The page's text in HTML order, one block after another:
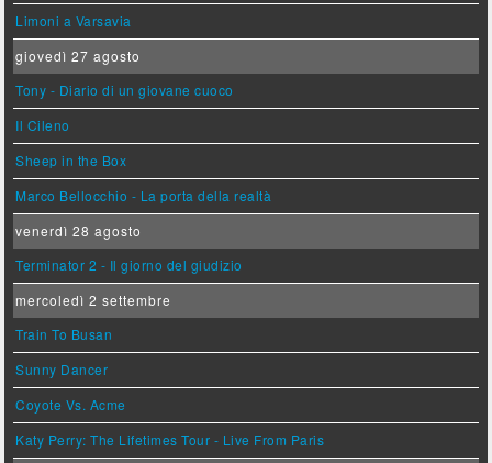
Limoni a Varsavia
giovedì 27 agosto
Tony - Diario di un giovane cuoco
Il Cileno
Sheep in the Box
Marco Bellocchio - La porta della realtà
venerdì 28 agosto
Terminator 2 - Il giorno del giudizio
mercoledì 2 settembre
Train To Busan
Sunny Dancer
Coyote Vs. Acme
Katy Perry: The Lifetimes Tour - Live From Paris